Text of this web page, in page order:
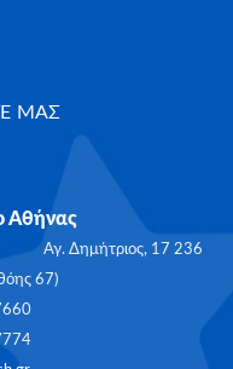
ΜΑΣ
Αθήνας
Αγ. Δημήτριος, 17 236
67)